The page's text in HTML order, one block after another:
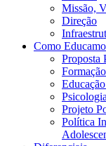
Missão,
Direção
Como
Proposta
Projeto
Política